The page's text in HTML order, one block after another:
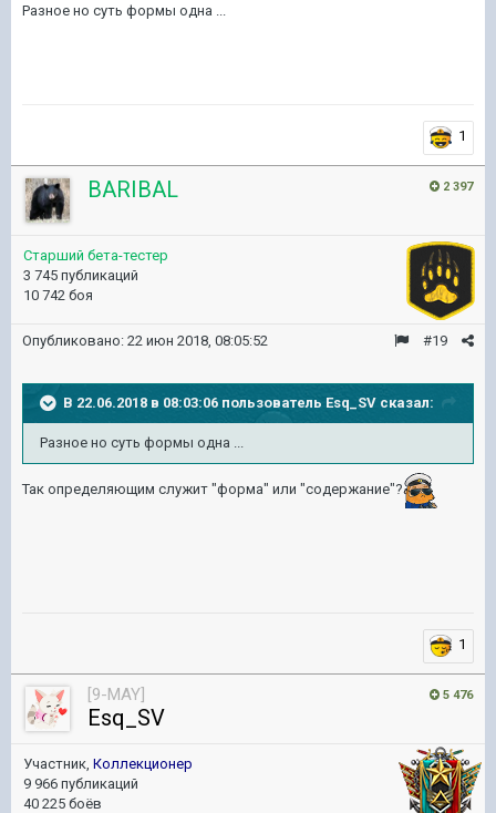
Разное но суть формы одна ...
1
2 397
BARIBAL
Старший бета-тестер
3 745 публикаций
10 742 боя
#19
Опубликовано: 22 июн 2018, 08:05:52
В 22.06.2018 в 08:03:06 пользователь Esq_SV сказал:
Разное но суть формы одна ...
Так определяющим служит "форма" или "содержание"?
1
5 476
[9-MAY]
Esq_SV
Участник, Коллекционер
9 966 публикаций
40 225 боёв